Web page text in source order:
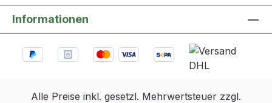
Informationen
Alle Preise inkl. gesetzl. Mehrwertsteuer zzgl.